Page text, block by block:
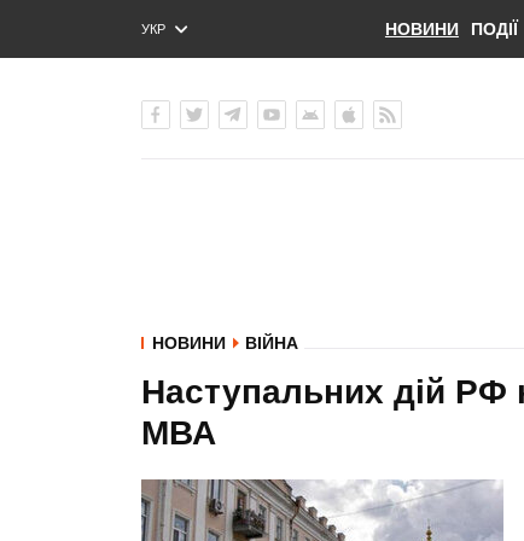
УКР
ENG
НОВИНИ ПОДІЇ
НОВИНИ ВІЙНА
Наступальних дій РФ
МВА